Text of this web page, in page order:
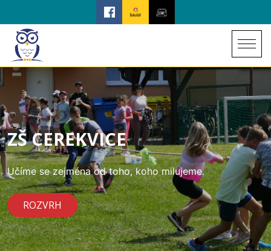
ZŠ CEREKVICE
Učíme se zejména od toho, koho milujeme.
ROZVRH